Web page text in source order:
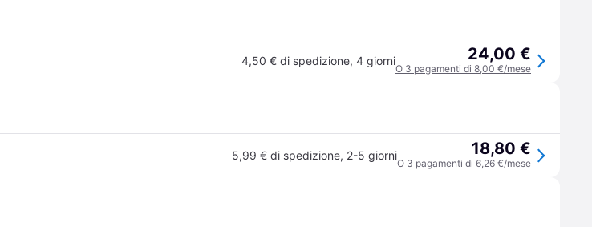
4,50 € di spedizione, 4 giorni 24,00 €
O 3 pagamenti di 8,00 €/mese
5,99 € di spedizione, 2-5 giorni 18,80 €
O 3 pagamenti di 6,26 €/mese